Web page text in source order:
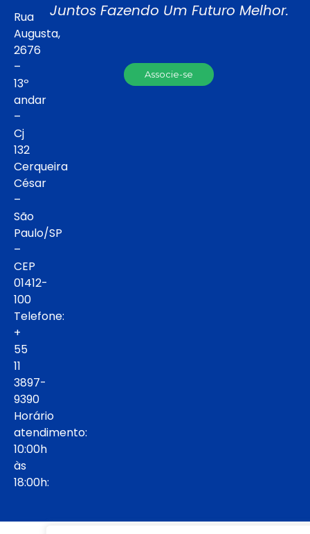
Rua
Augusta,
2676
–
13º
andar
–
Cj
132
Cerqueira
César
–
São
Paulo/SP
–
CEP
01412-
100
Telefone:
+
55
11
3897-
9390
Horário
atendimento:
10:00h
às
18:00h:
Juntos Fazendo Um Futuro Melhor.
Associe-se